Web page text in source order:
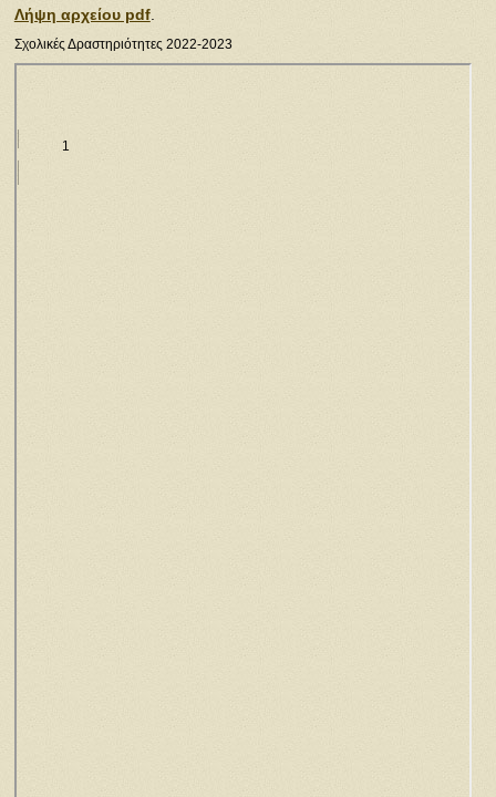
Λήψη αρχείου pdf.
Σχολικές Δραστηριότητες 2022-2023